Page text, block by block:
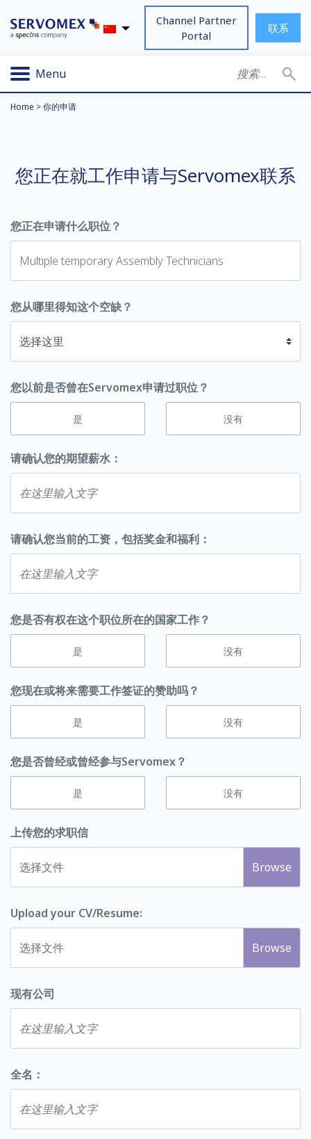
Channel Partner
Portal
联系
Menu
Home >你的申请
您正在就工作申请与Servomex联系
您正在申请什么职位？
您从哪里得知这个空缺？
您以前是否曾在Servomex申请过职位？
是 没有
请确认您的期望薪水：
请确认您当前的工资，包括奖金和福利：
您是否有权在这个职位所在的国家工作？
是 没有
您现在或将来需要工作签证的赞助吗？
是 没有
您是否曾经或曾经参与Servomex？
是 没有
上传您的求职信
选择文件
Upload your CV/Resume:
选择文件
现有公司
全名：